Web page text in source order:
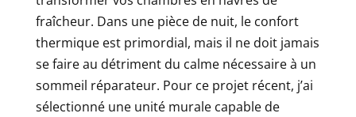
fraîcheur. Dans une pièce de nuit, le confort
thermique est primordial, mais il ne doit jamais
se faire au détriment du calme nécessaire à un
sommeil réparateur. Pour ce projet récent, j’ai
sélectionné une unité murale capable de